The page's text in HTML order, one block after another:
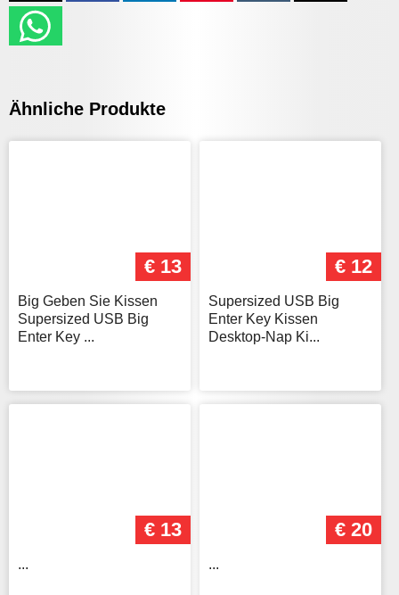
Ähnliche Produkte
€ 13
Big Geben Sie Kissen
Supersized USB Big
Enter Key ...
€ 12
Supersized USB Big
Enter Key Kissen
Desktop-Nap Ki...
€ 13
...
€ 20
...